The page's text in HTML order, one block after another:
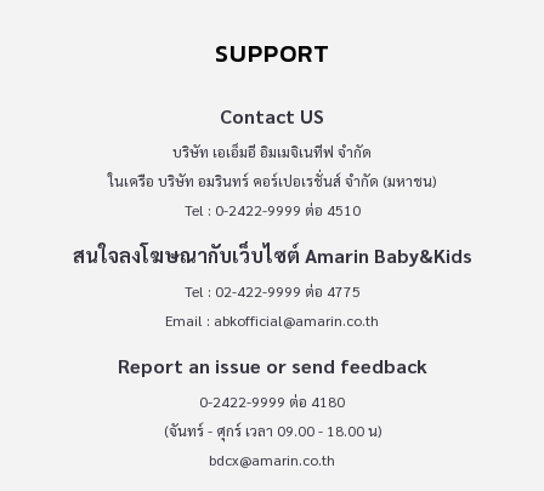
SUPPORT
Contact US
บริษัท เอเอ็มอี อิมเมจิเนทีฟ จำกัด
ในเครือ บริษัท อมรินทร์ คอร์เปอเรชั่นส์ จำกัด (มหาชน)
Tel : 0-2422-9999 ต่อ 4510
สนใจลงโฆษณากับเว็บไซต์ Amarin Baby&Kids
Tel : 02-422-9999 ต่อ 4775
Email : abkofficial@amarin.co.th
Report an issue or send feedback
0-2422-9999 ต่อ 4180
(จันทร์ - ศุกร์ เวลา 09.00 - 18.00 น)
bdcx@amarin.co.th